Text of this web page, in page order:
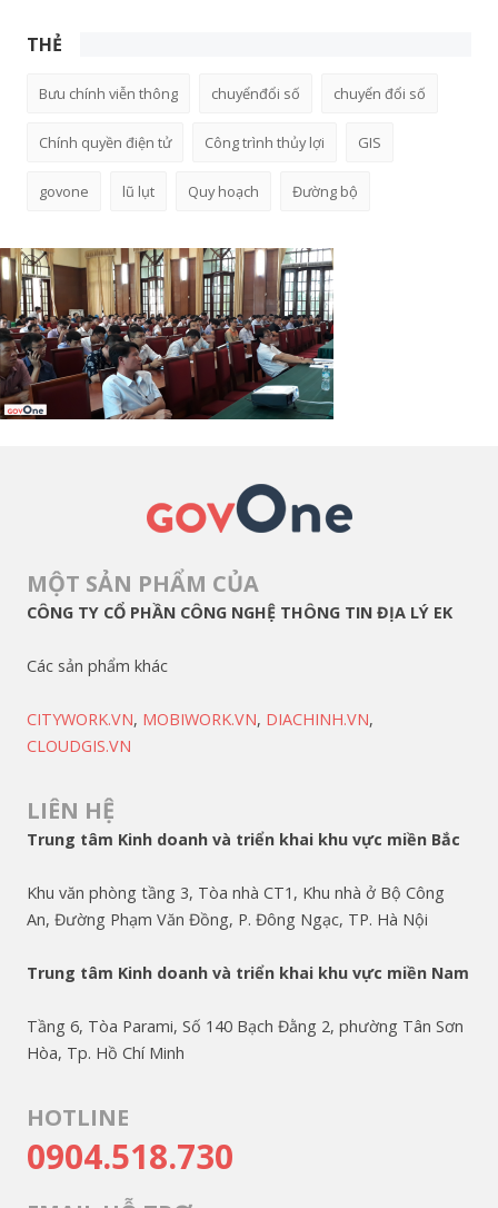
THẺ
Bưu chính viễn thông chuyểnđổi số chuyển đổi số
Chính quyền điện tử Công trình thủy lợi GIS
govone lũ lụt Quy hoạch Đường bộ
MỘT SẢN PHẨM CỦA
CÔNG TY CỔ PHẦN CÔNG NGHỆ THÔNG TIN ĐỊA LÝ EK
Các sản phẩm khác
CITYWORK.VN, MOBIWORK.VN, DIACHINH.VN,
CLOUDGIS.VN
LIÊN HỆ
Trung tâm Kinh doanh và triển khai khu vực miền Bắc
Khu văn phòng tầng 3, Tòa nhà CT1, Khu nhà ở Bộ Công
An, Đường Phạm Văn Đồng, P. Đông Ngạc, TP. Hà Nội
Trung tâm Kinh doanh và triển khai khu vực miền Nam
Tầng 6, Tòa Parami, Số 140 Bạch Đằng 2, phường Tân Sơn
Hòa, Tp. Hồ Chí Minh
HOTLINE
0904.518.730